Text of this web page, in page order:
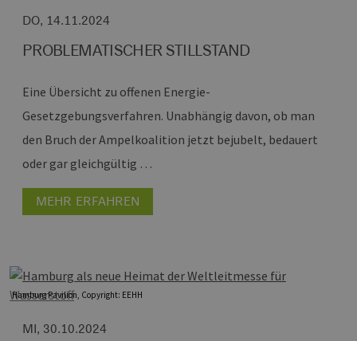
DO, 14.11.2024
PROBLEMATISCHER STILLSTAND
Eine Übersicht zu offenen Energie-
Gesetzgebungsverfahren. Unabhängig davon, ob man
den Bruch der Ampelkoalition jetzt bejubelt, bedauert
oder gar gleichgültig …
MEHR ERFAHREN
Hamburg Pavilion, Copyright: EEHH
MI, 30.10.2024